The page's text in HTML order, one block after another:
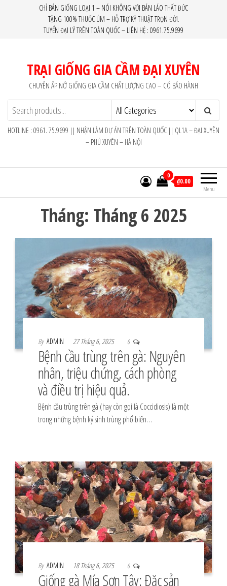
CHỈ BÁN GIỐNG LOẠI 1 – NÓI KHÔNG VỚI BÁN LÁO THẤT ĐỨC
TẶNG 100% THUỐC ÚM – HỖ TRỢ KỸ THUẬT TRỌN ĐỜI.
TUYỂN ĐẠI LÝ TRÊN TOÀN QUỐC – LIÊN HỆ : 0961.75.9699
TRẠI GIỐNG GIA CẦM ĐẠI XUYÊN
CHUYÊN ẤP NỞ GIỐNG GIA CẦM CHẤT LƯỢNG CAO – CÓ BẢO HÀNH
HOTLINE : 0961. 75.9699 || NHẬN LÀM DỰ ÁN TRÊN TOÀN QUỐC || QL1A – ĐẠI XUYÊN
– PHÚ XUYÊN – HÀ NỘI
Menu
0
₫0.00
Tháng: Tháng 6 2025
By ADMIN 27 Tháng 6, 2025 0
Bệnh cầu trùng trên gà: Nguyên
nhân, triệu chứng, cách phòng
và điều trị hiệu quả.
Bệnh cầu trùng trên gà (hay còn gọi là Coccidiosis) là một
trong những bệnh ký sinh trùng phổ biến…
By ADMIN 18 Tháng 6, 2025 0
Giống gà Mía Sơn Tây: Đặc sản